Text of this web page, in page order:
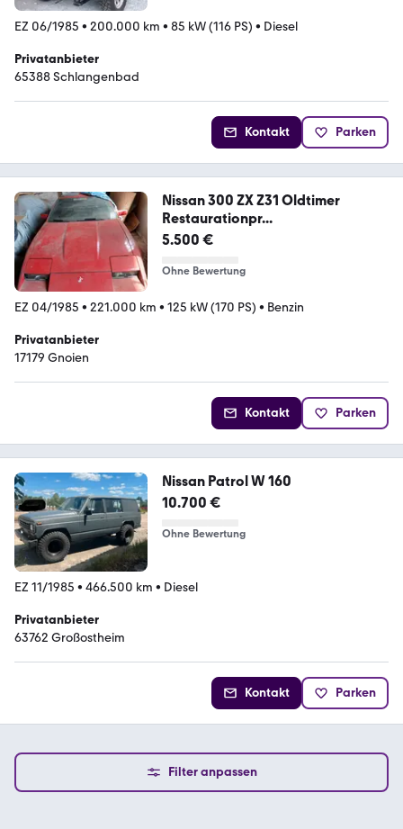
EZ 06/1985 • 200.000 km • 85 kW (116 PS) • Diesel
Privatanbieter
65388 Schlangenbad
Kontakt Parken
Nissan 300 ZX Z31 Oldtimer
Restaurationpr...
5.500 €
Ohne Bewertung
EZ 04/1985 • 221.000 km • 125 kW (170 PS) • Benzin
Privatanbieter
17179 Gnoien
Kontakt Parken
Nissan Patrol W 160
10.700 €
Ohne Bewertung
EZ 11/1985 • 466.500 km • Diesel
Privatanbieter
63762 Großostheim
Kontakt Parken
Filter anpassen